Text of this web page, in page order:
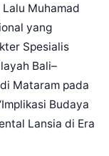
Muhamad
yang
Spesialis
Bali–
Mataram pada
Budaya
Lansia di Era